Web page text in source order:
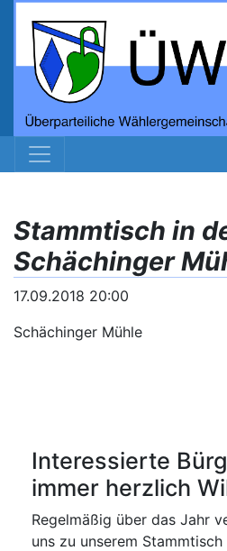
Stammtisch in
Schächinger
17.09.2018 20:00
Schächinger Mühle
Interessierte
immer herzlich
Regelmäßig über das Jahr
uns zu unserem